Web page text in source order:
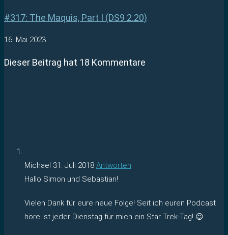
#317: The Maquis, Part I (DS9 2.20)
16. Mai 2023
Dieser Beitrag hat 18 Kommentare
Michael 31. Juli 2018 Antworten
Hallo Simon und Sebastian!
Vielen Dank für eure neue Folge! Seit ich euren Podcast
höre ist jeder Dienstag für mich ein Star Trek-Tag! 😉